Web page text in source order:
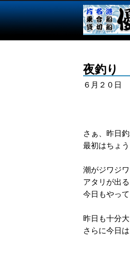
夜釣り
６月２０
さぁ、昨日
最初はちょ
潮がジワジ
アタリが出
今日もやっ
昨日も十分
さらに今日